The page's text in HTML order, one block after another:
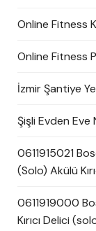
Online Fitness
Online Fitness
İzmir Şantiye
Şişli Evden Eve
0611915021
(Solo) Akülü
0611919000
Kırıcı Delici